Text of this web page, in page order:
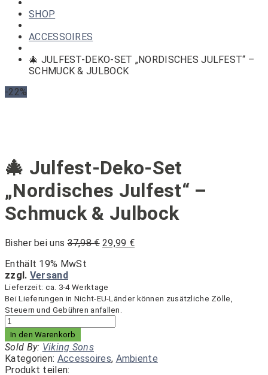
SHOP
ACCESSOIRES
🎄 JULFEST-DEKO-SET „NORDISCHES JULFEST“ –
SCHMUCK & JULBOCK
-22%
🎄 Julfest-Deko-Set
„Nordisches Julfest“ –
Schmuck & Julbock
Bisher bei uns 37,98€ Ursprünglicher
29,99 €Aktueller
Enthält 19% MwSt
zzgl. Versand
Lieferzeit: ca. 3-4 Werktage
Bei Lieferungen in Nicht-EU-Länder können zusätzliche Zölle,
Steuern und Gebühren anfallen.
🎄
Julfest-
Deko-
Set
„Nordisches
In den Warenkorb
Sold By: Viking Sons
Kategorien: Accessoires, Ambiente
Produkt teilen: